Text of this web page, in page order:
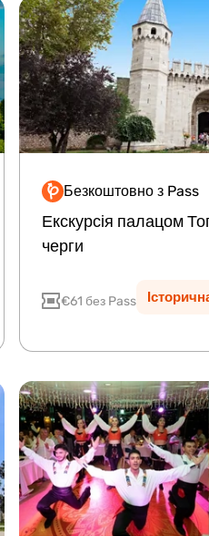
Безкоштовно з Pass
Екскурсія палацом
черги
€61 без Pass